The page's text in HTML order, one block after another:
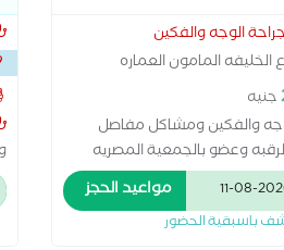
جراحة الوجه والفكين
الخليفه المامون العماره
سوق الكمبيوتر قصاد
...
جنيه
والفكين ومشاكل مفاصل
وعضو بالجمعية المصريه
وأورام الفم والرقبه وماجستير
القاهره مدرب معتمد
مواعيد الحجز
باسبقية الحضور